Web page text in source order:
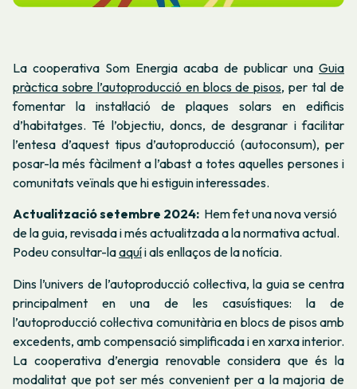
La cooperativa Som Energia acaba de publicar una Guia
pràctica sobre l’autoproducció en blocs de pisos, per tal de
fomentar la instal·lació de plaques solars en edificis
d’habitatges. Té l’objectiu, doncs, de desgranar i facilitar
l’entesa d’aquest tipus d’autoproducció (autoconsum), per
posar-la més fàcilment a l’abast a totes aquelles persones i
comunitats veïnals que hi estiguin interessades.
Actualització setembre 2024: Hem fet una nova versió
de la guia, revisada i més actualitzada a la normativa actual.
Podeu consultar-laaquíi als enllaços de la notícia.
Dins l’univers de l’autoproducció col·lectiva, la guia se centra
principalment en una de les casuístiques: la de
l’autoproducció col·lectiva comunitària en blocs de pisos amb
excedents, amb compensació simplificada i en xarxa interior.
La cooperativa d’energia renovable considera que és la
modalitat que pot ser més convenient per a la majoria de